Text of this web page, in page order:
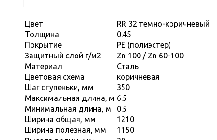
Цвет
RR 32 темно-коричневый
Толщина
0.45
Покрытие
PE (полиэстер)
Защитный слой г/м2
Zn 100 / Zn 60-100
Материал
Сталь
Цветовая схема
коричневая
Шаг ступеньки, мм
350
Максимальная длина, м 6.5
Минимальная длина, м
0.5
Ширина общая, мм
1210
Ширина полезная, мм
1150